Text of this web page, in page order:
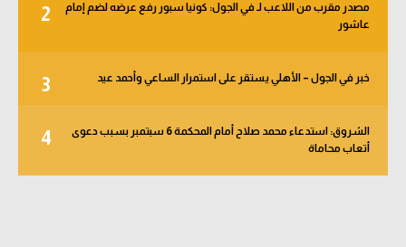
2
مصدر مقرب من اللاعب لـ في الجول: كونيا سبور رفع عرضه لضم إمام
عاشور
3 خبر في الجول – الأهلي يستقر على استمرار الساعي وأحمد عيد
4
الشروق: استدعاء محمد صلاح أمام المحكمة 6 سبتمبر بسبب دعوى
أتعاب محاماة